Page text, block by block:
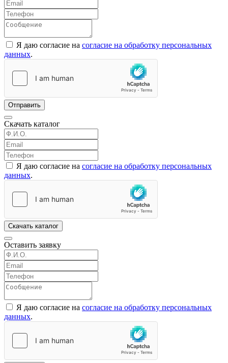
Я даю согласие на согласие на обработку персональных
данных.
Отправить
Скачать каталог
Я даю согласие на согласие на обработку персональных
данных.
Скачать каталог
Оставить заявку
Я даю согласие на согласие на обработку персональных
данных.